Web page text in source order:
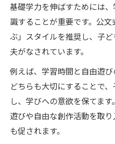
基礎学力を伸ばすためには
識することが重要です。公
ぶ」スタイルを推奨し、子
夫がなされています。
例えば、学習時間と自由遊び
どちらも大切にすることで
し、学びへの意欲を保てま
遊びや自由な創作活動を取
も促されます。